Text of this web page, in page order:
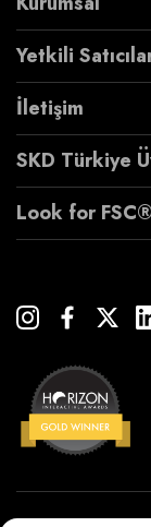
Yetkili
İletişim
SKD Türkiye
Look for